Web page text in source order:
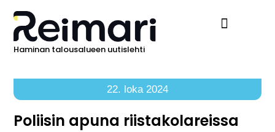
Haminan talousalueen uutislehti
22. loka 2024
Poliisin apuna riistakolareissa